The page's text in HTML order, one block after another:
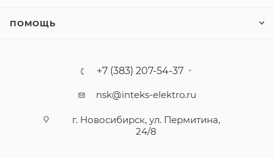
ПОМОЩЬ
+7 (383) 207-54-37
nsk@inteks-elektro.ru
г. Новосибирск, ул. Пермитина,
24/8